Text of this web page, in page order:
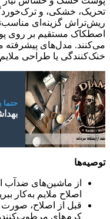
تحریک، خشکی، و
ریش‌تراش گزینه‌ای
اصطکاک مستقیم بر روی
می‌کنند. مدل‌های
خنک‌کنندگی یا طراحی
حتما
توصیه‌ها
از ماشین‌های ضدآب
اصلاح ملایم به‌کار
قبل از اصلاح، صورت
کرم‌های